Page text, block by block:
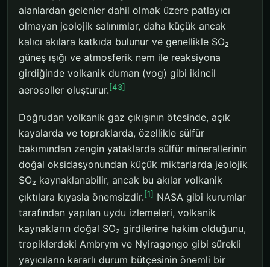
alanlardan gelenler dahil olmak üzere patlayıcı
olmayan jeolojik salınımlar, daha küçük ancak
kalıcı akılara katkıda bulunur ve genellikle SO₂
güneş ışığı ve atmosferik nem ile reaksiyona
girdiğinde volkanik duman (vog) gibi ikincil
aerosoller oluşturur.[43]
Doğrudan volkanik gaz çıkışının ötesinde, açık
kayalarda ve topraklarda, özellikle sülfür
bakımından zengin yataklarda sülfür minerallerinin
doğal oksidasyonundan küçük miktarlarda jeolojik
SO₂ kaynaklanabilir, ancak bu akılar volkanik
çıktılara kıyasla önemsizdir.[1] NASA gibi kurumlar
tarafından yapılan uydu izlemeleri, volkanik
kaynakların doğal SO₂ girdilerine hakim olduğunu,
tropiklerdeki Ambrym ve Nyiragongo gibi sürekli
yayıcıların kararlı durum bütçesinin önemli bir